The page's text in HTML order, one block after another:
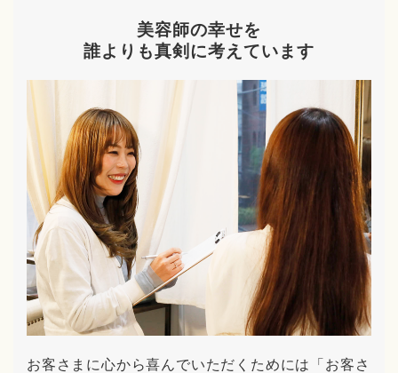
美容師の幸せを
誰よりも真剣に考えています
お客さまに心から喜んでいただくためには「お客さ